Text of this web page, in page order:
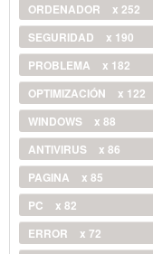
ORDENADOR
x 252
SEGURIDAD
x 190
PROBLEMA
x 182
OPTIMIZACIÓN
x 122
WINDOWS
x 88
ANTIVIRUS
x 86
PAGINA
x 85
PC
x 82
ERROR
x 72